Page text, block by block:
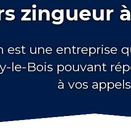
zingueur
est une entreprise
le-Bois pouvant
à vos appels